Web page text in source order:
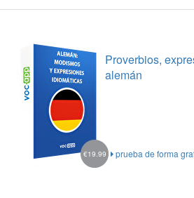
Proverbios,
alemán
prueba de forma
€19.99